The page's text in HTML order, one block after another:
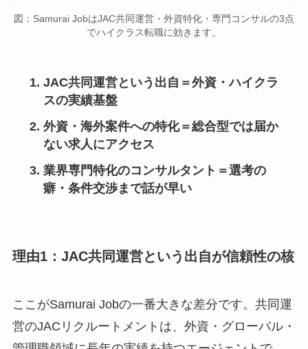
図：Samurai JobはJAC共同運営・外資特化・専門コンサルの3点
でハイクラス転職に効きます。
JAC共同運営という出自＝外資・ハイクラ
スの実績基盤
外資・海外案件への特化＝総合型では届か
ない求人にアクセス
業界専門特化のコンサルタント＝選考の
癖・条件交渉まで話が早い
理由1：JAC共同運営という出自が信頼性の核
ここがSamurai Jobの一番大きな差分です。共同運
営のJACリクルートメントは、外資・グローバル・